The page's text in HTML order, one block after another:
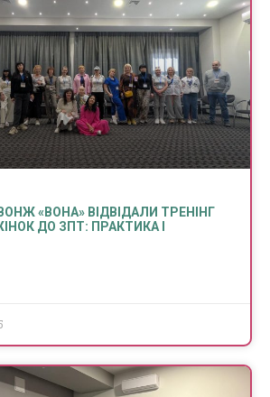
«ВОНА» ВІДВІДАЛИ ТРЕНІНГ
ДО ЗПТ: ПРАКТИКА І